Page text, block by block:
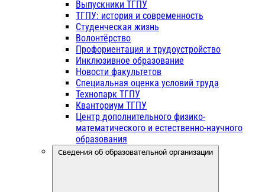
Выпускники ТГПУ
ТГПУ: история и современность
Студенческая жизнь
Волонтёрство
Профориентация и трудоустройство
Инклюзивное образование
Новости факультетов
Специальная оценка условий труда
Технопарк ТГПУ
Кванториум ТГПУ
Центр дополнительного физико-
математического и естественно-научного
образования
Сведения об образовательной организации